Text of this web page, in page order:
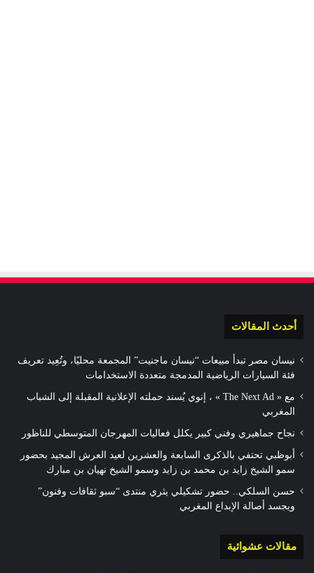
أحدث المقالات
نيسان مصر تبدأ مبيعات “نيسان ماجنيت” المجمعة محليًا، وتُعِيد تعريف
فئة السيارات الرياضية المدمجة متعددة الاستخدامات
مع « The Next Ad » ، إنوي يُسند حملته الإعلانية المقبلة إلى الشباب
المغربي
نجاح جماهيري وفني كبير يكلل فعاليات المهرجان المتوسطي للناظور
أبوظبي تحتفي بالذكرى السابعة والعشرين لعيد العرش المجيد بحضور
سمو الشيخ زايد بن محمد بن زايد وسمو الشيخ نهيان بن مبارك
حسن السلكي.. حضور تشكيلي يثري منتدى “سبو ثقافات وفنون”
ويجسد أصالة الإبداع المغربي
مقالات عشوائية